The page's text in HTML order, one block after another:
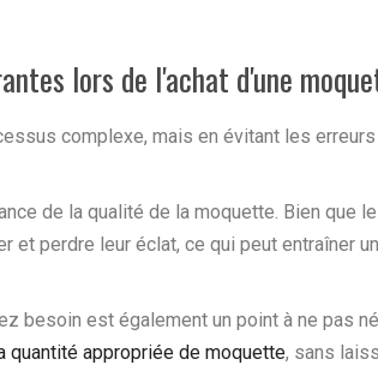
lors de l'achat d'une
complexe, mais en évitant les
de la qualité de la moquette. Bien
et perdre leur éclat, ce qui peut entraîner
besoin est également un point à ne pas
quantité appropriée de moquette, sans